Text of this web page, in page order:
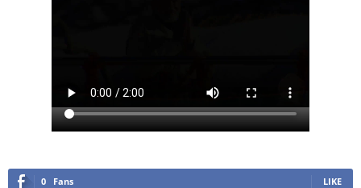
0 Fans LIKE